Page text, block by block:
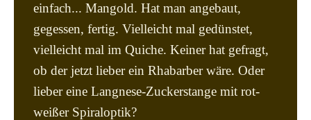
einfach... Mangold. Hat man angebaut,
gegessen, fertig. Vielleicht mal gedünstet,
vielleicht mal im Quiche. Keiner hat gefragt,
ob der jetzt lieber ein Rhabarber wäre. Oder
lieber eine Langnese-Zuckerstange mit rot-
weißer Spiraloptik?